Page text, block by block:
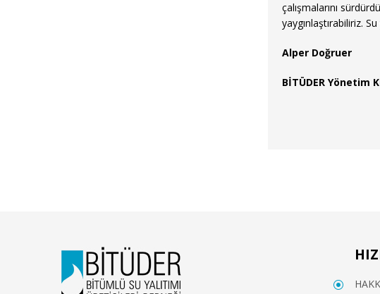
çalışmalarını
yaygınlaştırabiliriz.
Alper Doğruer
BİTÜDER Yönetim